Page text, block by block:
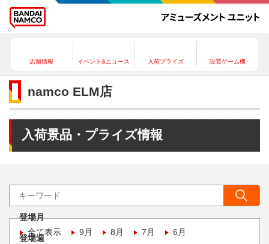
店舗情報 イベント&ニュース 入荷プライズ 設置ゲーム機
namco ELM店
入荷景品・プライズ情報
登場月
全て表示
9月 8月 7月 6月
登場週